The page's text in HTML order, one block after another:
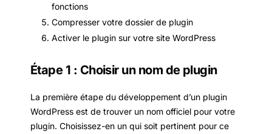
fonctions
Compresser votre dossier de plugin
Activer le plugin sur votre site WordPress
Étape 1 : Choisir un nom de plugin
La première étape du développement d’un plugin
WordPress est de trouver un nom officiel pour votre
plugin. Choisissez-en un qui soit pertinent pour ce